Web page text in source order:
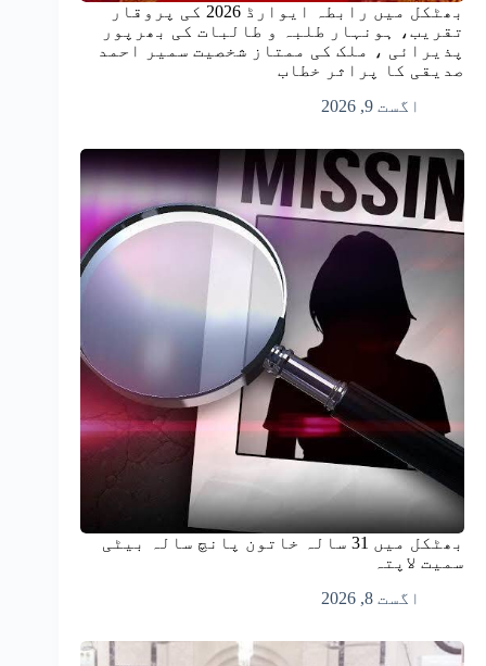
بھٹکل میں رابطہ ایوارڈ 2026 کی پروقار
تقریب، ہونہار طلبہ و طالبات کی بھرپور
پذیرائی ، ملک کی ممتاز شخصیت سمیر احمد
صدیقی کا پراثر خطاب
اگست 9, 2026
بھٹکل میں 31 سالہ خاتون پانچ سالہ بیٹی
سمیت لاپتہ
اگست 8, 2026